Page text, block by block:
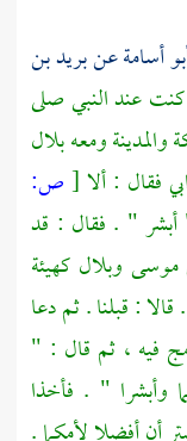
أسامةعنبريد بن
كنت عند النبي صلى
والمدينةومعهبلال
فقال : ألا[ص:
أبشر " . فقال : قد
موسى وبلال كهيئة
: قبلنا . ثم دعا
فيه ، ثم قال : "
وأبشرا " . فأخذا